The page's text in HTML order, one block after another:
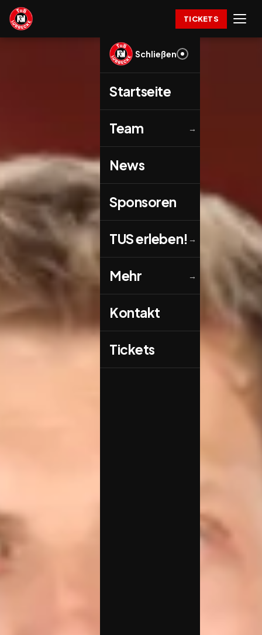
TICKETS
Schließen
Startseite
Team →
News
Sponsoren
TUS erleben! →
Mehr →
Kontakt
Tickets